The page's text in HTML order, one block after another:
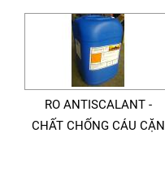
RO ANTISCALANT -
CHẤT CHỐNG CÁU CẶN